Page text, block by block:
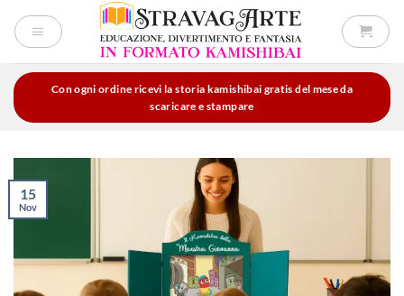
Con ogni ordine ricevi la storia kamishibai gratis del mese da
scaricare e stampare
15
Nov